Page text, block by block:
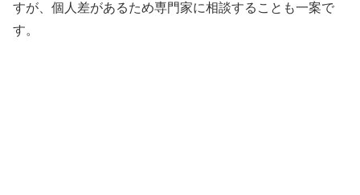
すが、個人差があるため専門家に相談することも一案で
す。